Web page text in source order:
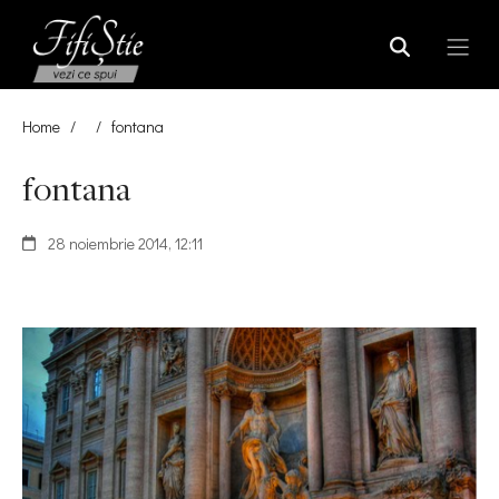
Home / / fontana
fontana
28 noiembrie 2014, 12:11